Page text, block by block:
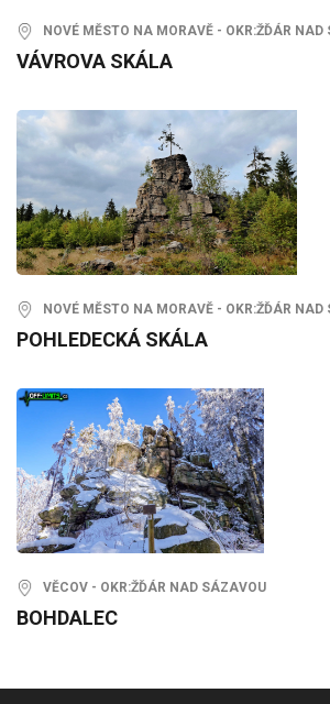
NOVÉ MĚSTO NA MORAVĚ - OKR:ŽĎÁR NAD
VÁVROVA SKÁLA
NOVÉ MĚSTO NA MORAVĚ - OKR:ŽĎÁR NAD
POHLEDECKÁ SKÁLA
VĚCOV - OKR:ŽĎÁR NAD SÁZAVOU
BOHDALEC